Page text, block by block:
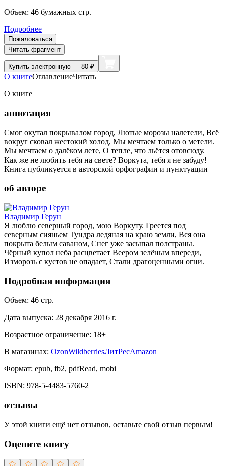
Объем: 46 бумажных стр.
Подробнее
Пожаловаться
Читать фрагмент
Купить электронную — 80 ₽
О книгеОглавлениеЧитать
О книге
аннотация
Смог окутал покрывалом город, Лютые морозы налетели, Всё
вокруг сковал жестокий холод, Мы мечтаем только о метели.
Мы мечтаем о далёком лете, О тепле, что льётся отовсюду.
Как же не любить тебя на свете? Воркута, тебя я не забуду!
Книга публикуется в авторской орфографии и пунктуации
об авторе
Владимир Герун
Я люблю северный город, мою Воркуту. Греется под
северным сияньем Тундра ледяная на краю земли, Вся она
покрыта белым саваном, Снег уже засыпал полстраны.
Чёрный купол неба расцветает Веером зелёным впереди,
Изморозь с кустов не опадает, Стали драгоценными огни.
Подробная информация
Объем: 46 стр.
Дата выпуска: 28 декабря 2016 г.
Возрастное ограничение: 18+
В магазинах: OzonWildberriesЛитРесAmazon
Формат: epub, fb2, pdfRead, mobi
ISBN: 978-5-4483-5760-2
отзывы
У этой книги ещё нет отзывов, оставьте свой отзыв первым!
Оцените книгу